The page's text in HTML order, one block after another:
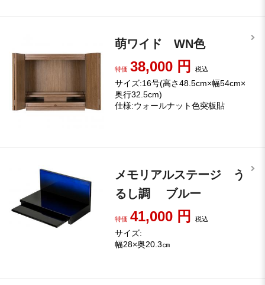
萌ワイド WN色
特価 38,000 円税込
サイズ:16号(高さ48.5cm×幅54cm×
奥行32.5cm)
仕様:ウォールナット色突板貼
メモリアルステージ う
るし調 ブルー
特価 41,000 円税込
サイズ:
幅28×奥20.3㎝